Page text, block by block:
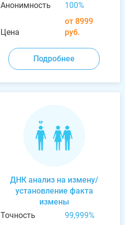
Анонимность
100%
Цена
от 8999
руб.
Подробнее
ДНК анализ на измену/
установление факта
измены
Точность
99,999%